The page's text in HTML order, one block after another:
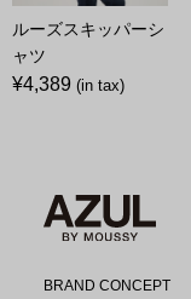
ルーズスキッパーシ
ャツ
¥4,389 (in tax)
BRAND CONCEPT